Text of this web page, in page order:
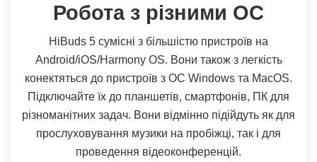
Робота з різними ОС
HiBuds 5 сумісні з більшістю пристроїв на
Android/iOS/Harmony OS. Вони також з легкість
конектяться до пристроїв з ОС Windows та MacOS.
Підключайте їх до планшетів, смартфонів, ПК для
різноманітних задач. Вони відмінно підійдуть як для
прослуховування музики на пробіжці, так і для
проведення відеоконференцій.